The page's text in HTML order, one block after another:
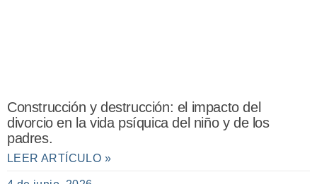
Construcción y destrucción: el impacto del
divorcio en la vida psíquica del niño y de los
padres.
LEER ARTÍCULO »